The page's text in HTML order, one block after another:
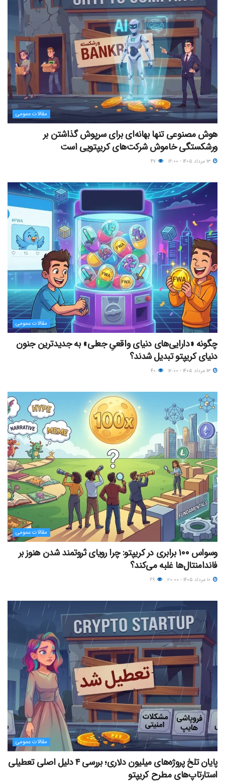
مقالات عمومی
هوش مصنوعی تنها بهانه‌ای برای سرپوش گذاشتن بر
ورشکستگی خاموش شرکت‌های کریپتویی است
مقالات عمومی
چگونه «دارایی‌های دنیای واقعیِ جعلی» به جدیدترین جنون
دنیای کریپتو تبدیل شدند؟
مقالات عمومی
وسواس ۱۰۰ برابری در کریپتو: چرا رویای ثروتمند شدن هنوز بر
فاندامنتال‌ها غلبه می‌کند؟
مقالات عمومی
پایان تلخ پروژه‌های میلیون دلاری؛ بررسی ۴ دلیل اصلی تعطیلی
استارتاپ‌های مطرح کریپتو